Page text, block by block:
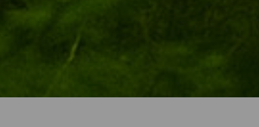
Neben dem Nationalpark Garajonay mit seinen
die typischen Landschaften mit tiefen Schluchten,
das ganze Jahr über zum Verweilen ein. Entdecke die